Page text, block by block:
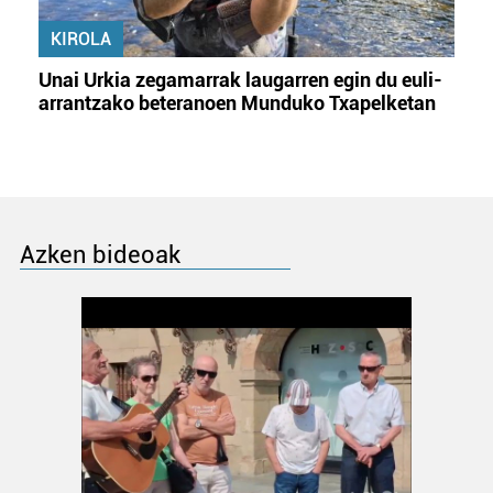
KIROLA
Unai Urkia zegamarrak laugarren egin du euli-
arrantzako beteranoen Munduko Txapelketan
Azken bideoak